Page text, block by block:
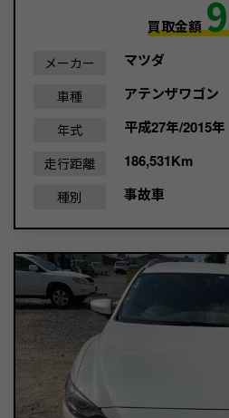
買取金額9
メーカー マツダ
車種 アテンザワゴン
年式 平成27年/2015年
走行距離 186,531Km
種別 事故車